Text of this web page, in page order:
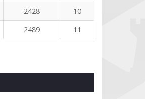
2428
10
2489 11